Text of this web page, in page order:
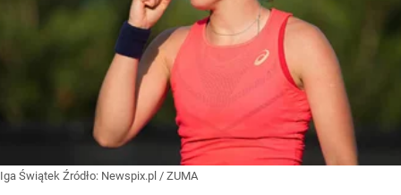
Iga Świątek Źródło: Newspix.pl / ZUMA